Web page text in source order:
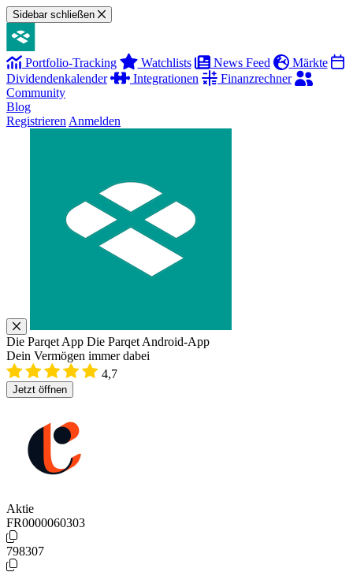
Sidebar schließen
Portfolio-Tracking Watchlists News Feed
Märkte
Dividendenkalender
Integrationen
Finanzrechner
Community
Blog
Registrieren Anmelden
Die Parqet App Die Parqet Android-App
Dein Vermögen immer dabei
4,7
Jetzt öffnen
Aktie
FR0000060303
798307